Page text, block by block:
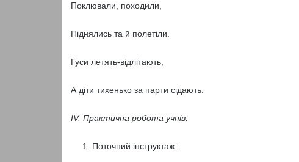
Поклювали, походили,
Піднялись та й полетіли.
Гуси летять-відлітають,
А діти тихенько за парти сідають.
ІV. Практична робота учнів:
Поточний інструктаж: